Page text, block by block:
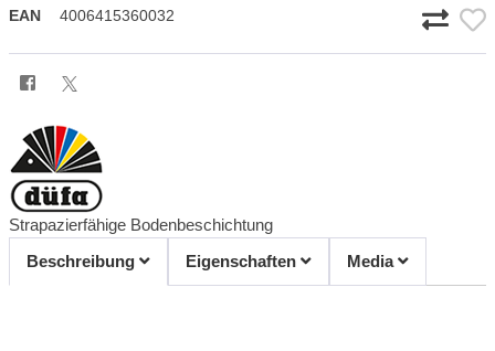
EAN 4006415360032
Strapazierfähige Bodenbeschichtung
Beschreibung
Eigenschaften Media